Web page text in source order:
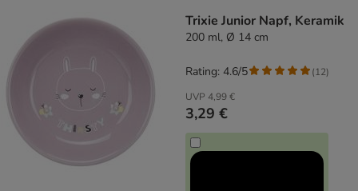
Trixie Junior Napf, Keramik
200 ml, Ø 14 cm
UVP 4,99 €
3,29 €
Rating: 4.6/5 (12)